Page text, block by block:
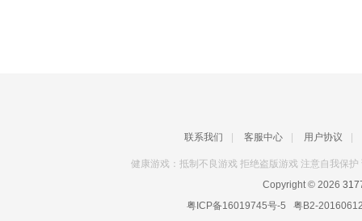
联系我们 客服中心 用户协议
健康游戏：抵制不良游戏 拒绝盗版游戏 注意自我保
Copyright © 2026
粤ICP备16019745号-5 粤B2-